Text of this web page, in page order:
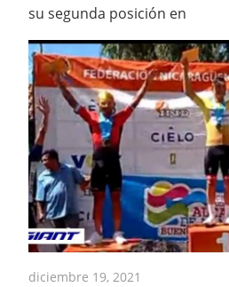
su segunda posición en
diciembre 19, 2021